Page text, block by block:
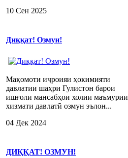
10 Сен 2025
Диққат! Озмун!
Мақомоти иҷроияи ҳокимияти
давлатии шаҳри Гулистон барои
ишғоли мансабҳои холии маъмурии
хизмати давлатӣ озмун эълон...
04 Дек 2024
ДИҚҚАТ! ОЗМУН!